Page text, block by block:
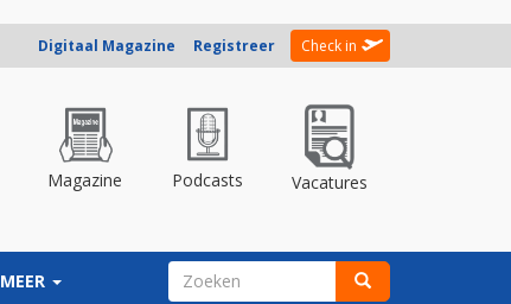
Digitaal Magazine Registreer Check in
Magazine Podcasts Vacatures
MEER ZOEKVELD